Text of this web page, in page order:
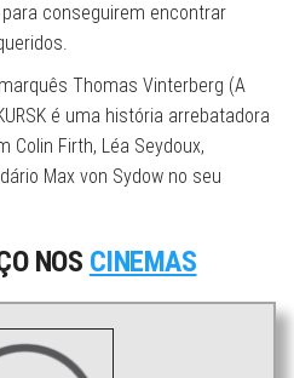
conseguirem encontrar
Thomas Vinterberg (A
KURSK é uma história arrebatadora
Colin Firth, Léa Seydoux,
Max von Sydow no seu
NOS CINEMAS